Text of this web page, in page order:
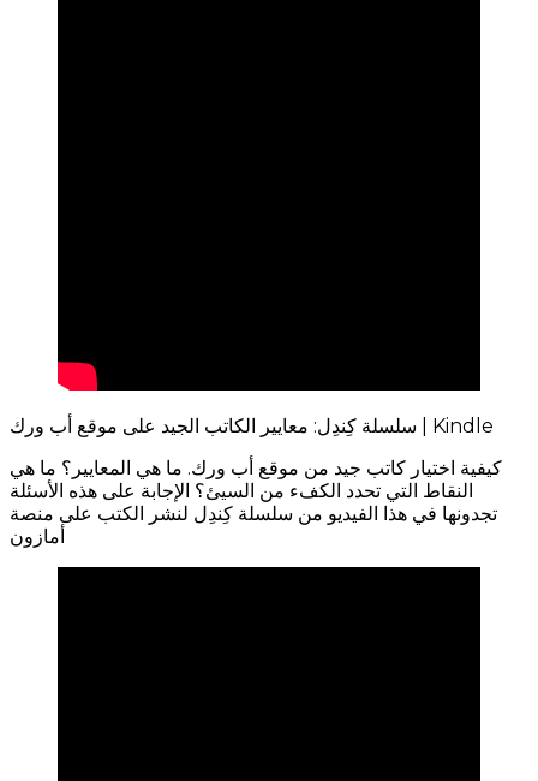
سلسلة كِندِل: معايير الكاتب الجيد على موقع أب ورك | Kindle
كيفية اختيار كاتب جيد من موقع أب ورك. ما هي المعايير؟ ما هي
النقاط التي تحدد الكفء من السيئ؟ الإجابة على هذه الأسئلة
تجدونها في هذا الفيديو من سلسلة كِندِل لنشر الكتب على منصة
أمازون